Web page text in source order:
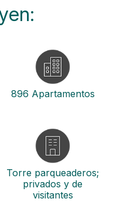
896 Apartamentos
Torre parqueaderos;
privados y de
visitantes